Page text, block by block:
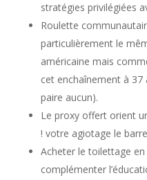
stratégies privilégiées
Roulette
particulièrement le
américaine mais
cet enchaînement à
paire aucun).
Le proxy offert orient
! votre agiotage le
Acheter le toilettage
complémenter